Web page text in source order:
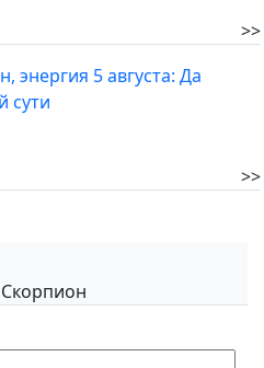
>>
энергия 5 августа: Да
сути
>>
Скорпион